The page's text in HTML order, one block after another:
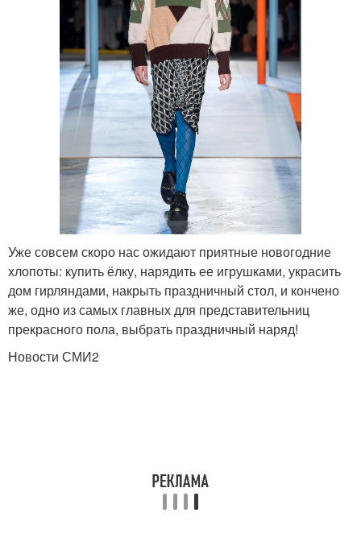
Уже совсем скоро нас ожидают приятные новогодние
хлопоты: купить ёлку, нарядить ее игрушками, украсить
дом гирляндами, накрыть праздничный стол, и кончено
же, одно из самых главных для представительниц
прекрасного пола, выбрать праздничный наряд!
Новости СМИ2